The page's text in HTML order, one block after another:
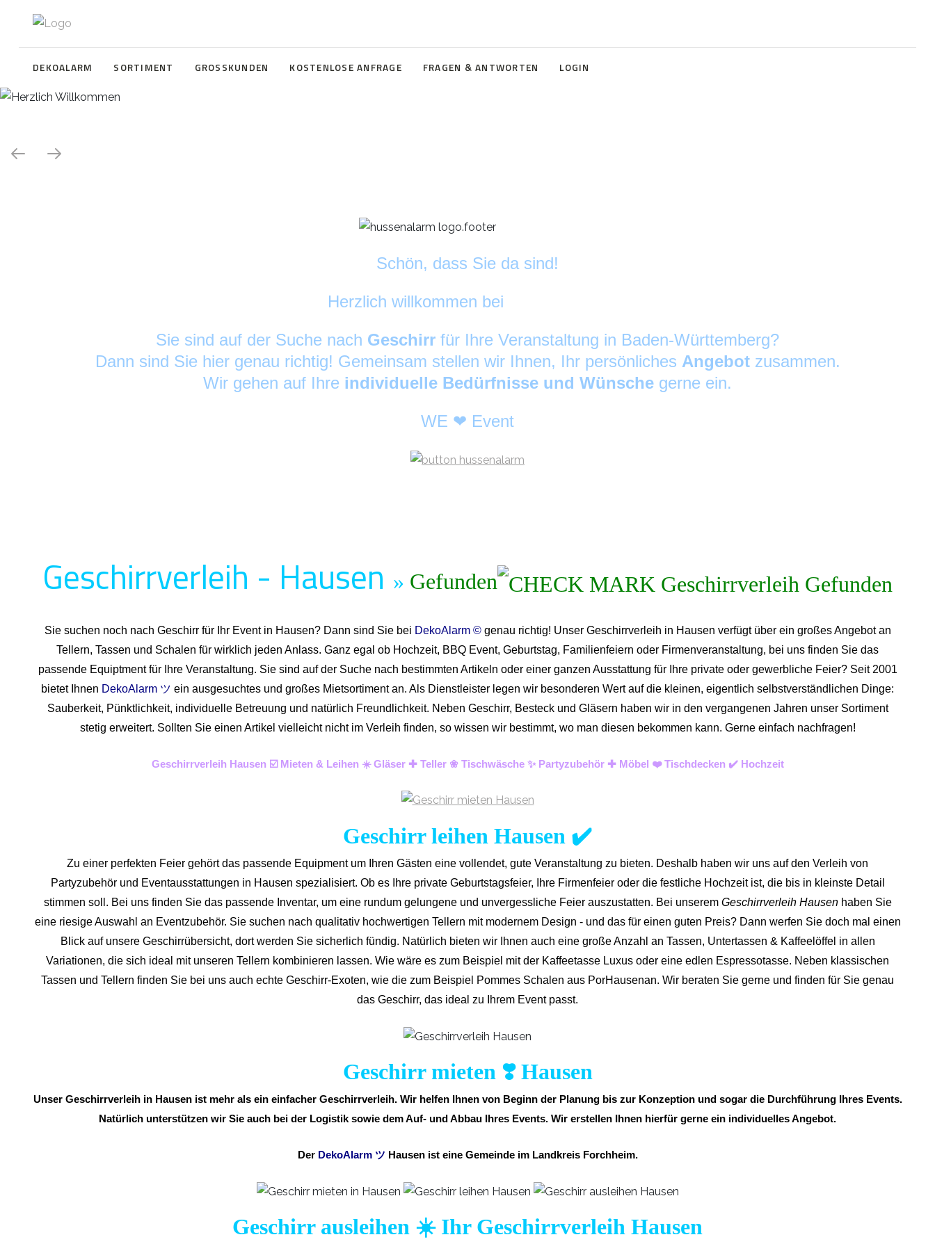
DEKOALARM SORTIMENT GROSSKUNDEN KOSTENLOSE ANFRAGE FRAGEN & ANTWORTEN LOGIN
WE ❤️ EVENT
Schön, dass Sie da sind!
Herzlich willkommen bei
Sie sind auf der Suche nach Geschirr für Ihre Veranstaltung in Baden-Württemberg?
Dann sind Sie hier genau richtig! Gemeinsam stellen wir Ihnen, Ihr persönliches Angebot zusammen.
Wir gehen auf Ihre individuelle Bedürfnisse und Wünsche gerne ein.
WE ❤ Event
Geschirrverleih - Hausen » Gefunden
Sie suchen noch nach Geschirr für Ihr Event in Hausen? Dann sind Sie bei DekoAlarm ©genau richtig! Unser Geschirrverleih in Hausen verfügt über ein großes Angebot an
Tellern, Tassen und Schalen für wirklich jeden Anlass. Ganz egal ob Hochzeit, BBQ Event, Geburtstag, Familienfeiern oder Firmenveranstaltung, bei uns finden Sie das
passende Equiptment für Ihre Veranstaltung. Sie sind auf der Suche nach bestimmten Artikeln oder einer ganzen Ausstattung für Ihre private oder gewerbliche Feier? Seit 2001
bietet Ihnen DekoAlarm ツ ein ausgesuchtes und großes Mietsortiment an. Als Dienstleister legen wir besonderen Wert auf die kleinen, eigentlich selbstverständlichen Dinge:
Sauberkeit, Pünktlichkeit, individuelle Betreuung und natürlich Freundlichkeit. Neben Geschirr, Besteck und Gläsern haben wir in den vergangenen Jahren unser Sortiment
stetig erweitert. Sollten Sie einen Artikel vielleicht nicht im Verleih finden, so wissen wir bestimmt, wo man diesen bekommen kann. Gerne einfach nachfragen!
Geschirrverleih Hausen ☑️ Mieten & Leihen ☀️ Gläser ✚ Teller ❀ Tischwäsche ✨ Partyzubehör ✚ Möbel ❤️ Tischdecken ✔️ Hochzeit
Geschirr leihen Hausen ✔️
Zu einer perfekten Feier gehört das passende Equipment um Ihren Gästen eine vollendet, gute Veranstaltung zu bieten. Deshalb haben wir uns auf den Verleih von
Partyzubehör und Eventausstattungen in Hausen spezialisiert. Ob es Ihre private Geburtstagsfeier, Ihre Firmenfeier oder die festliche Hochzeit ist, die bis in kleinste Detail
stimmen soll. Bei uns finden Sie das passende Inventar, um eine rundum gelungene und unvergessliche Feier auszustatten. Bei unserem Geschirrverleih Hausenhaben Sie
eine riesige Auswahl an Eventzubehör. Sie suchen nach qualitativ hochwertigen Tellern mit modernem Design - und das für einen guten Preis? Dann werfen Sie doch mal einen
Blick auf unsere Geschirrübersicht, dort werden Sie sicherlich fündig. Natürlich bieten wir Ihnen auch eine große Anzahl an Tassen, Untertassen & Kaffeelöffel in allen
Variationen, die sich ideal mit unseren Tellern kombinieren lassen. Wie wäre es zum Beispiel mit der Kaffeetasse Luxus oder eine edlen Espressotasse. Neben klassischen
Tassen und Tellern finden Sie bei uns auch echte Geschirr-Exoten, wie die zum Beispiel Pommes Schalen aus PorHausenan. Wir beraten Sie gerne und finden für Sie genau
das Geschirr, das ideal zu Ihrem Event passt.
Geschirr mieten ❣️ Hausen
Unser Geschirrverleih in Hausen ist mehr als ein einfacher Geschirrverleih. Wir helfen Ihnen von Beginn der Planung bis zur Konzeption und sogar die Durchführung Ihres Events.
Natürlich unterstützen wir Sie auch bei der Logistik sowie dem Auf- und Abbau Ihres Events. Wir erstellen Ihnen hierfür gerne ein individuelles Angebot.
Der DekoAlarm ツ Hausen ist eine Gemeinde im Landkreis Forchheim.
Geschirr ausleihen ☀️ Ihr Geschirrverleih Hausen